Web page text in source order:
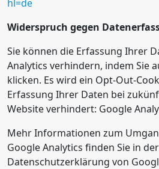
hl=de
Widerspruch gegen
Sie können die Erfassung Ihrer
Analytics verhindern, indem Sie
klicken. Es wird ein Opt-Out-
Erfassung Ihrer Daten bei
Website verhindert: Google
Mehr Informationen zum
Google Analytics finden Sie in der
Datenschutzerklärung von